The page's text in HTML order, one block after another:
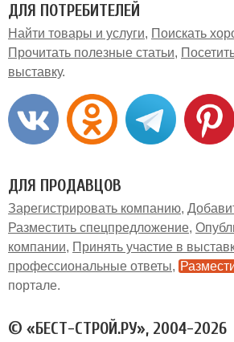
ДЛЯ ПОТРЕБИТЕЛЕЙ
Найти товары и услуги
Поискать
Прочитать полезные статьи
выставку
ДЛЯ ПРОДАВЦОВ
Зарегистрировать компанию
Разместить спецпредложение
компании
Принять участие в
профессиональные ответы
портале
© «БЕСТ-СТРОЙ.РУ», 2004-2026